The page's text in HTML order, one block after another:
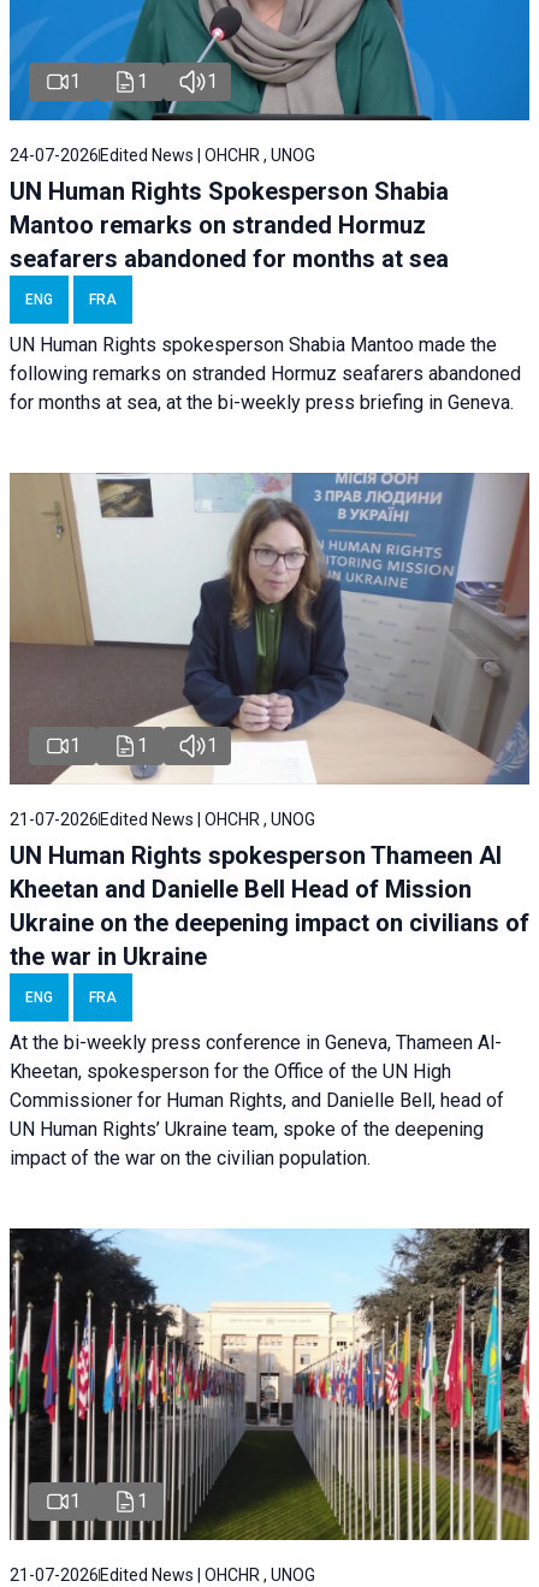
1 1 1
24-07-2026 Edited News | OHCHR , UNOG
UN Human Rights Spokesperson Shabia
Mantoo remarks on stranded Hormuz
seafarers abandoned for months at sea
ENG FRA
UN Human Rights spokesperson Shabia Mantoo made the
following remarks on stranded Hormuz seafarers abandoned
for months at sea, at the bi-weekly press briefing in Geneva.
1 1 1
21-07-2026 Edited News | OHCHR , UNOG
UN Human Rights spokesperson Thameen Al
Kheetan and Danielle Bell Head of Mission
Ukraine on the deepening impact on civilians of
the war in Ukraine
ENG FRA
At the bi-weekly press conference in Geneva, Thameen Al-
Kheetan, spokesperson for the Office of the UN High
Commissioner for Human Rights, and Danielle Bell, head of
UN Human Rights’ Ukraine team, spoke of the deepening
impact of the war on the civilian population.
1 1
21-07-2026 Edited News | OHCHR , UNOG